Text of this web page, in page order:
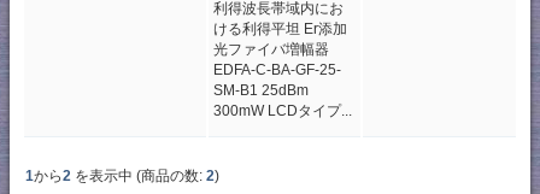
利得波長帯域内にお
ける利得平坦 Er添加
光ファイバ増幅器
EDFA-C-BA-GF-25-
SM-B1 25dBm
300mW LCDタイプ...
1から2 を表示中 (商品の数: 2)